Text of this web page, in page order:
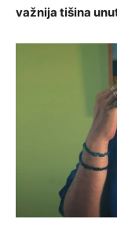
važnija tišina